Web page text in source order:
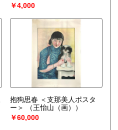
￥4,000
抱狗思春 ＜支那美人ポスタ
ー＞
（王怡山（画））
￥60,000